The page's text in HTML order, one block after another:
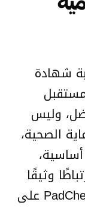
شهادة
وليس
الصحية،
وثيقًا
بدقة أساسه. يعتمد نجاح PadChest-GR على